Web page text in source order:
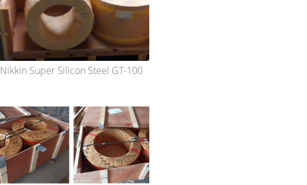
Nikkin Super Silicon Steel GT-100